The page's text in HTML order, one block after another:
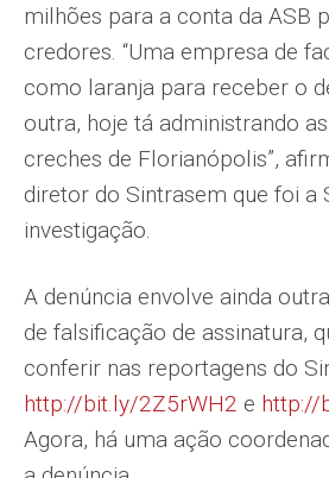
milhões para a conta da ASB
credores. “Uma empresa de
como laranja para receber o
outra, hoje tá administrando
creches de Florianópolis”,
diretor do Sintrasem que foi a
investigação.
A denúncia envolve ainda
de falsificação de assinatura,
conferir nas reportagens do
http://bit.ly/2Z5rWH2 e http://
Agora, há uma ação